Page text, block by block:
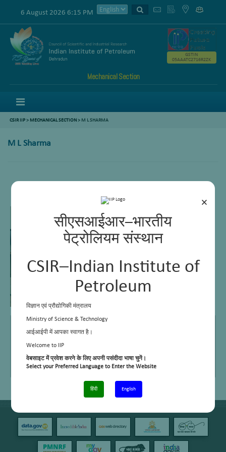
×
सीएसआईआर–भारतीय
पेट्रोलियम संस्थान
CSIR–Indian Institute of
Petroleum
विज्ञान एवं प्रौद्योगिकी मंत्रालय
Ministry of Science & Technology
आईआईपी में आपका स्वागत है।
Welcome to IIP
वेबसाइट में प्रवेश करने के लिए अपनी पसंदीदा भाषा चुनें।
Select your Preferred Language to Enter the Website
हिंदी English
6 August 2026 6:15 PM
Mechanical Section
GSTIN
05AAATC2716R2ZK
CSIR IIP> MECHANICAL SECTION> M L SHARMA
M L Sharma
Principal Technical Officer
E Mail mlsharma@iip.res.in
Area of work/interest Vehicle Maintenance